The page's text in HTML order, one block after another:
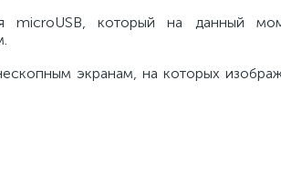
microUSB, который на данный
экранам, на которых